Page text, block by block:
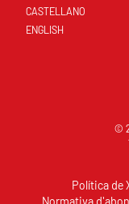
CASTELLANO
ENGLISH
©
Política de
Normativa